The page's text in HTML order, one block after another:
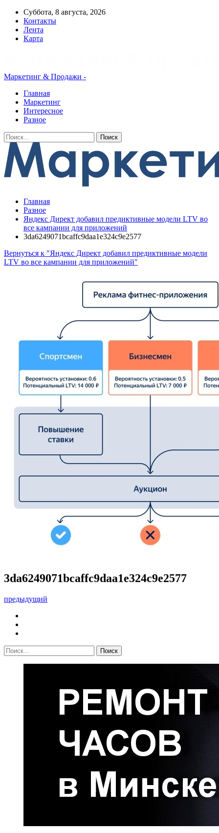
Суббота, 8 августа, 2026
Контакты
Лента
Карта
Маркетинг & Продажи -
Главная
Маркетинг
Интересное
Разное
Главная
Разное
Яндекс Директ добавил предиктивные модели LTV во
все кампании для приложений
3da6249071bcaffc9daa1e324c9e2577
Вернуться к "Яндекс Директ добавил предиктивные модели
LTV во все кампании для приложений"
3da6249071bcaffc9daa1e324c9e2577
предыдущий